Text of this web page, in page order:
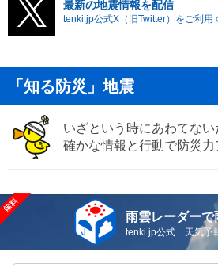
最新の地震情報を配信
tenki.jp公式X（旧Twitter）をご利用
「知る防災」地震
いざという時にあわてない
確かな情報と行動で防災力
雨雲レーダーで
tenki.jp公式 天気予